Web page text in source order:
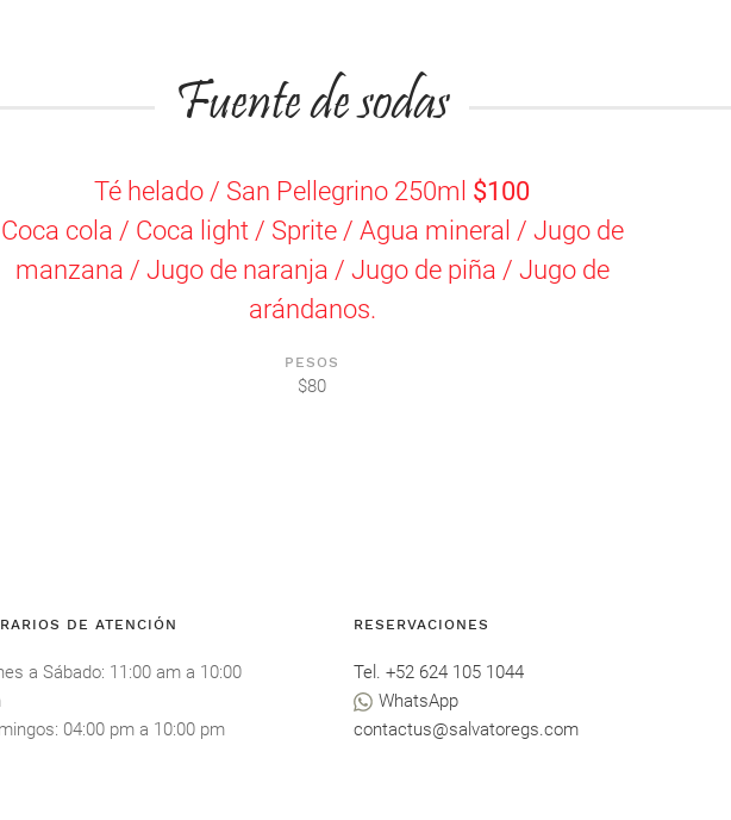
Fuente de sodas
Té helado / San Pellegrino 250ml $100
Coca cola / Coca light / Sprite / Agua mineral / Jugo de
manzana / Jugo de naranja / Jugo de piña / Jugo de
arándanos.
PESOS
$80
DE ATENCIÓN
a Sábado: 11:00 am a 10:00
: 04:00 pm a 10:00 pm
RESERVACIONES
Tel. +52 624 105 1044
WhatsApp
contactus@salvatoregs.com